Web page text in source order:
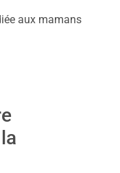
aux mamans